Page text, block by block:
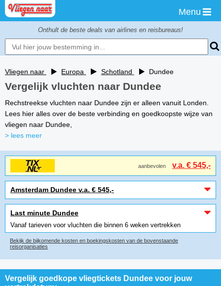
Menu
Onthult de beste deals van airlines en reisbureaus!
Vliegen naar Europa Schotland Dundee
Vergelijk vluchten naar Dundee
Rechstreekse vluchten naar Dundee zijn er alleen vanuit Londen.
Lees hier alles over de beste verbinding en goedkoopste wijze van
vliegen naar Dundee,
> lees meer
aanbevolen v.a. € 545,-
Amsterdam Dundee v.a. € 545,-
Last minute Dundee
Vanaf tarieven voor vluchten die binnen 6 weken vertrekken
Bekijk de bijkomende kosten en boekingskosten van de bovenstaande
reisorganisaties
Vergelijk goedkope vliegtickets Dundee voor jouw